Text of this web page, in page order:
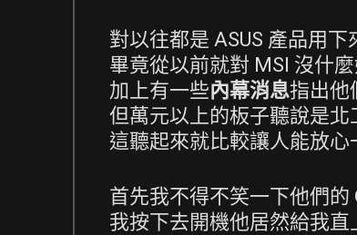
對以往都是 ASUS 產品用
畢竟從以前就對 MSI 沒什麼
加上有一些內幕消息指出他
但萬元以上的板子聽說是北
這聽起來就比較讓人能放心
首先我不得不笑一下他們的
我按下去開機他居然給我直